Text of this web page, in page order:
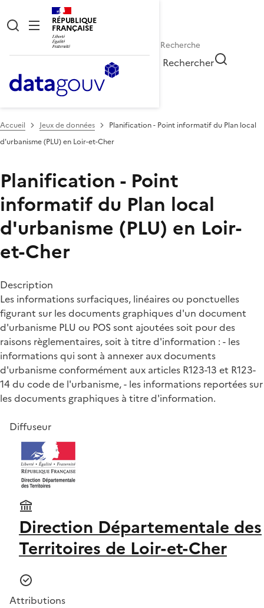
RÉPUBLIQUE
FRANÇAISE
Rechercher
Accueil Jeux de données
Planification - Point informatif du Plan local
d'urbanisme (PLU) en Loir-et-Cher
Planification - Point
informatif du Plan local
d'urbanisme (PLU) en Loir-
et-Cher
Description
Les informations surfaciques, linéaires ou ponctuelles
figurant sur les documents graphiques d'un document
d'urbanisme PLU ou POS sont ajoutées soit pour des
raisons règlementaires, soit à titre d'information : - les
informations qui sont à annexer aux documents
d'urbanisme conformément aux articles R123-13 et R123-
14 du code de l'urbanisme, - les informations reportées sur
les documents graphiques à titre d'information.
Diffuseur
Direction Départementale des
Territoires de Loir-et-Cher
Attributions